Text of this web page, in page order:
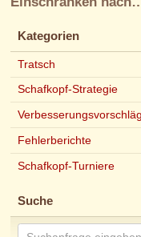
Kategorien
Tratsch
Schafkopf-Strategie
Fehlerberichte
Schafkopf-Turniere
Suche